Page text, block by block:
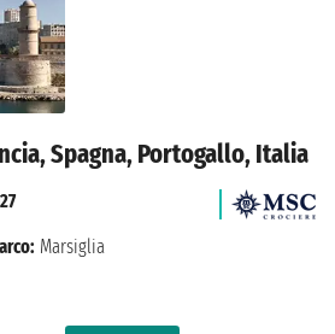
Spagna, Portogallo, Italia
Marsiglia